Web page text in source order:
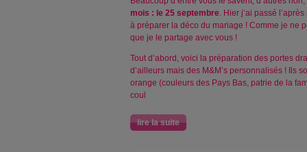
mois : le 25 septembre. Hier j’ai passé
à préparer la déco du mariage ! Comme je ne
que je le partage avec vous !
Tout d’abord, voici la préparation des portes
d’ailleurs mais des M&M’s personnalisés ! Ils
orange (couleurs des Pays Bas, patrie de la
coul
lire la suite